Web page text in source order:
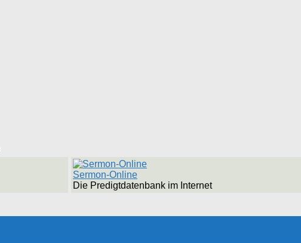
Sermon-Online
Die Predigtdatenbank im Internet